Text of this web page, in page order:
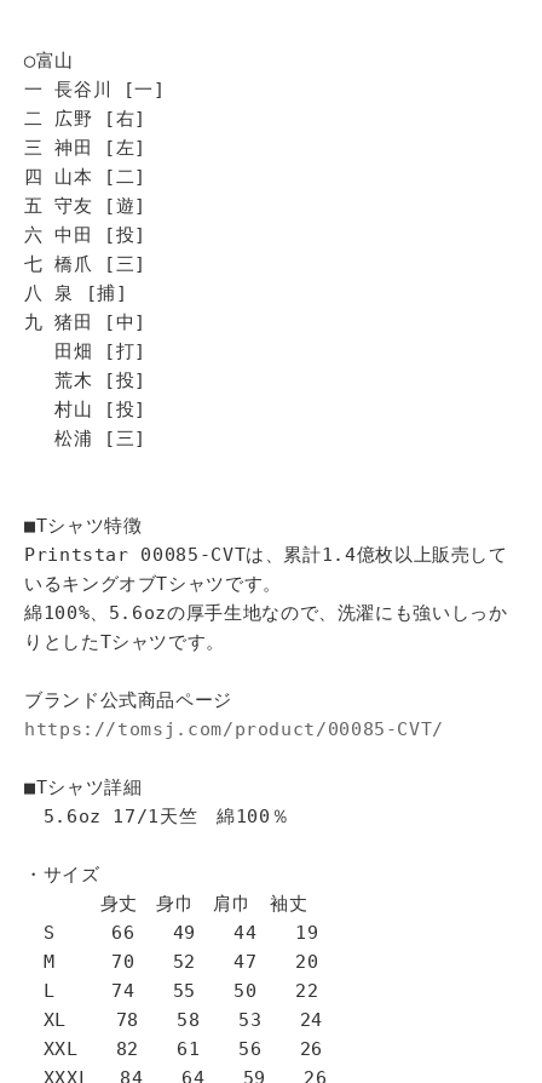
◯富山
一 長谷川 [一]
二 広野 [右]
三 神田 [左]
四 山本 [二]
五 守友 [遊]
六 中田 [投]
七 橋爪 [三]
八 泉 [捕]
九 猪田 [中]
田畑 [打]
荒木 [投]
村山 [投]
松浦 [三]
■Tシャツ特徴
Printstar 00085-CVTは、累計1.4億枚以上販売して
いるキングオブTシャツです。
綿100%、5.6ozの厚手生地なので、洗濯にも強いしっか
りとしたTシャツです。
ブランド公式商品ページ
https://tomsj.com/product/00085-CVT/
■Tシャツ詳細
5.6oz 17/1天竺 綿100％
・サイズ
身丈 身巾 肩巾 袖丈
S 66 49 44 19
M 70 52 47 20
L 74 55 50 22
XL 78 58 53 24
XXL 82 61 56 26
XXXL 84 64 59 26